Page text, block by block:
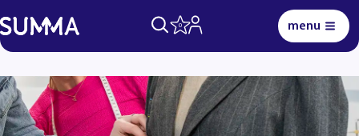
0 menu
Lees voor Uitleg woorden Simpele tekst